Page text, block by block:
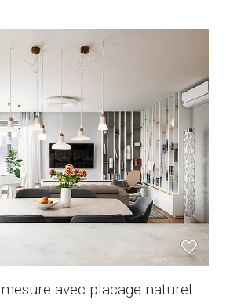
avec placage naturel